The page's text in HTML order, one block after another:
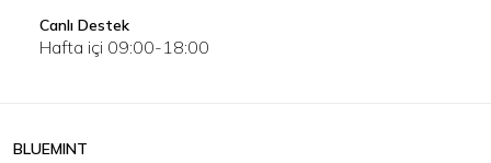
Canlı Destek
Hafta içi 09:00-18:00
BLUEMINT